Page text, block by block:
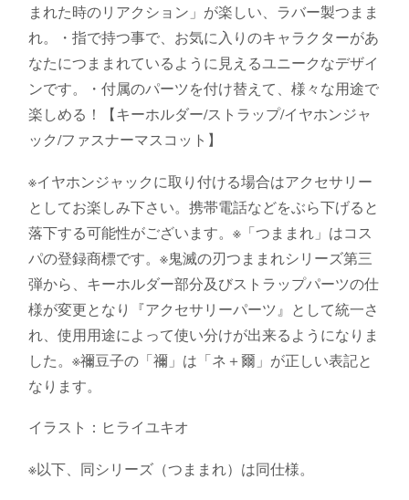
まれた時のリアクション」が楽しい、ラバー製つまま
れ。・指で持つ事で、お気に入りのキャラクターがあ
なたにつままれているように見えるユニークなデザイ
ンです。・付属のパーツを付け替えて、様々な用途で
楽しめる！【キーホルダー/ストラップ/イヤホンジャ
ック/ファスナーマスコット】
※イヤホンジャックに取り付ける場合はアクセサリー
としてお楽しみ下さい。携帯電話などをぶら下げると
落下する可能性がございます。※「つままれ」はコス
パの登録商標です。※鬼滅の刃つままれシリーズ第三
弾から、キーホルダー部分及びストラップパーツの仕
様が変更となり『アクセサリーパーツ』として統一さ
れ、使用用途によって使い分けが出来るようになりま
した。※禰豆子の「禰」は「ネ＋爾」が正しい表記と
なります。
イラスト：ヒライユキオ
※以下、同シリーズ（つままれ）は同仕様。